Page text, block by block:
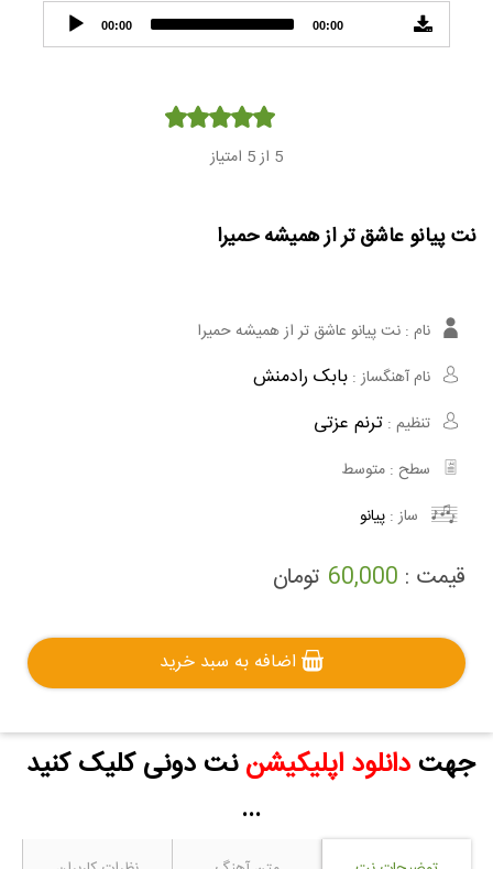
Audio
Player
00:00 00:00
5 از 5 امتیاز
نت پیانو عاشق تر از همیشه حمیرا
نام : نت پیانو عاشق تر از همیشه حمیرا
نام آهنگساز : بابک رادمنش
تنظیم : ترنم عزتی
سطح : متوسط
ساز : پیانو
قیمت : 60,000 تومان
اضافه به سبد خرید
جهتدانلود اپلیکیشن نت دونی کلیک کنید
...